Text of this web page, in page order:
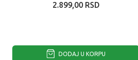
2.899,00 RSD
DODAJ U KORPU